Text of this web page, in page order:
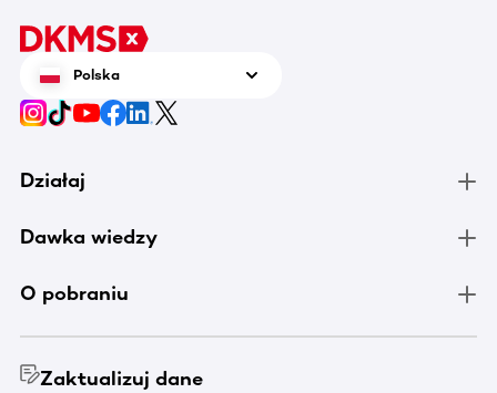
Polska
Działaj
Dawka wiedzy
O pobraniu
Zaktualizuj dane